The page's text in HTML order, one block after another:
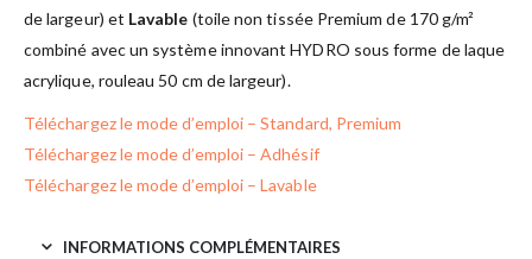
de largeur) et Lavable (toile non tissée Premium de 170 g/m²
combiné avec un système innovant HYDRO sous forme de laque
acrylique, rouleau 50 cm de largeur).
Téléchargez le mode d’emploi – Standard, Premium
Téléchargez le mode d’emploi – Adhésif
Téléchargez le mode d’emploi – Lavable
INFORMATIONS COMPLÉMENTAIRES